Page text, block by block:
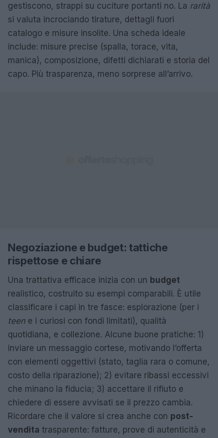
gestiscono, strappi su cuciture portanti no. La rarità
si valuta incrociando tirature, dettagli fuori
catalogo e misure insolite. Una scheda ideale
include: misure precise (spalla, torace, vita,
manica), composizione, difetti dichiarati e storia del
capo. Più trasparenza, meno sorprese all’arrivo.
Negoziazione e budget: tattiche
rispettose e chiare
Una trattativa efficace inizia con un budget
realistico, costruito su esempi comparabili. È utile
classificare i capi in tre fasce: esplorazione (per i
teen e i curiosi con fondi limitati), qualità
quotidiana, e collezione. Alcune buone pratiche: 1)
inviare un messaggio cortese, motivando l’offerta
con elementi oggettivi (stato, taglia rara o comune,
costo della riparazione); 2) evitare ribassi eccessivi
che minano la fiducia; 3) accettare il rifiuto e
chiedere di essere avvisati se il prezzo cambia.
Ricordare che il valore si crea anche con post-
vendita trasparente: fatture, prove di autenticità e